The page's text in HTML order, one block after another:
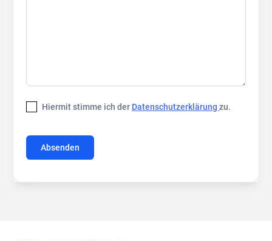
Hiermit stimme ich der Datenschutzerklärungzu.